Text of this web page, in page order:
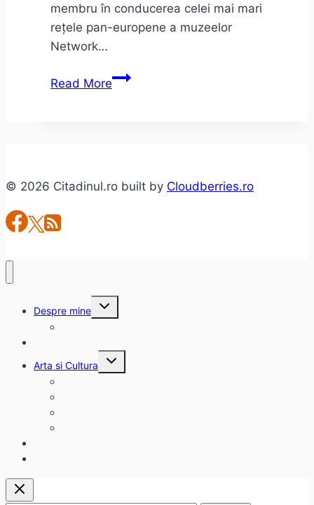
membru în conducerea celei mai mari
rețele pan-europene a muzeelor
Network…
Read MoreNoaptea
© 2026 Citadinul.ro built by Cloudberries.ro
Despre mine
Toggle
Arta si Cultura
Toggle